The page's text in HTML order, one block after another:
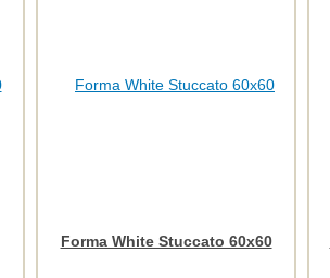
Forma White Stuccato 60x60